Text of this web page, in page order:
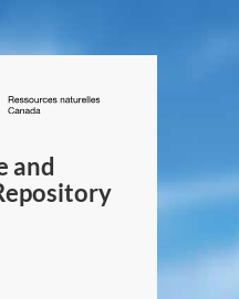
/
Canada
and